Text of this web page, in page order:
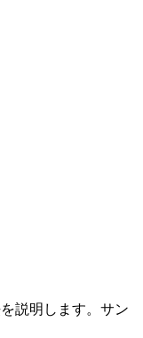
説明します。サン